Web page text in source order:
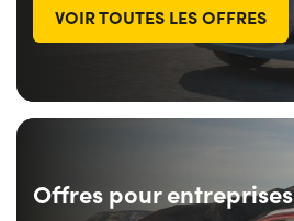
VOIR TOUTES LES OFFRES
Offres pour entreprises